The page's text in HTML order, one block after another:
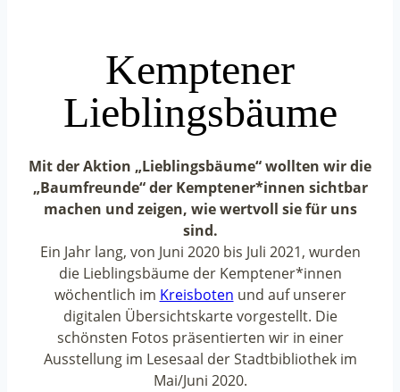
Kemptener
Lieblingsbäume
Mit der Aktion „Lieblingsbäume“ wollten wir die
„Baumfreunde“ der Kemptener*innen sichtbar
machen und zeigen, wie wertvoll sie für uns
sind.
Ein Jahr lang, von Juni 2020 bis Juli 2021, wurden
die Lieblingsbäume der Kemptener*innen
wöchentlich im Kreisboten und auf unserer
digitalen Übersichtskarte vorgestellt. Die
schönsten Fotos präsentierten wir in einer
Ausstellung im Lesesaal der Stadtbibliothek im
Mai/Juni 2020.